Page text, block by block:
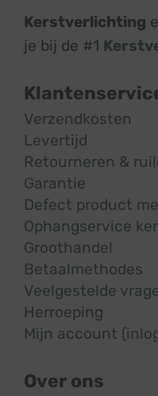
Kerstverlichting
je bij de #1
Verzendkosten
Levertijd
Retourneren &
Garantie
Defect product
Ophangservice
Groothandel
Betaalmethodes
Veelgestelde
Herroeping
Mijn account
Over ons